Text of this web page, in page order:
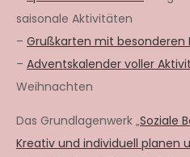
saisonale Aktivitäten
– Grußkarten mit besonderen
– Adventskalender voller
Weihnachten
Das Grundlagenwerk „Soziale
Kreativ und individuell planen